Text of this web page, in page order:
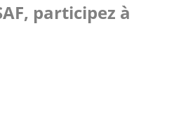
participez à